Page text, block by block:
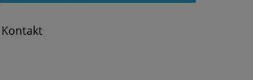
Kontakt